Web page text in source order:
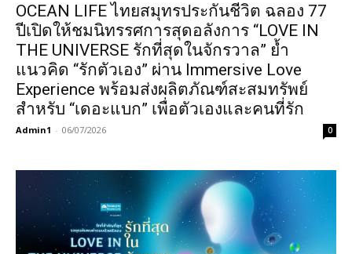
OCEAN LIFE ไทยสมุทรประกันชีวิต ฉลอง 77
ปีเปิดให้ชมนิทรรศการสุดอลังการ “LOVE IN
THE UNIVERSE รักที่สุดในจักรวาล” ย้ำ
แนวคิด “รักตัวเอง” ผ่าน Immersive Love
Experience พร้อมส่งผลิตภัณฑ์สะสมทรัพย์
สำหรับ “เดอะแบก” เพื่อตัวเองและคนที่รัก
Admin1 - 06/07/2026 0